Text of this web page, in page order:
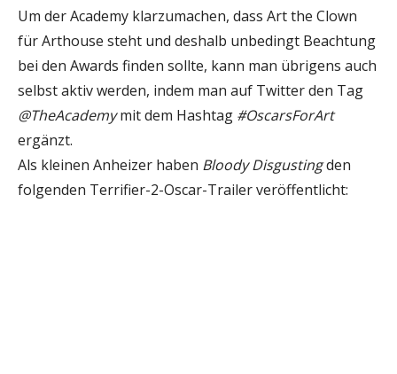
Um der Academy klarzumachen, dass Art the Clown
für Arthouse steht und deshalb unbedingt Beachtung
bei den Awards finden sollte, kann man übrigens auch
selbst aktiv werden, indem man auf Twitter den Tag
@TheAcademymit dem Hashtag #OscarsForArt
ergänzt.
Als kleinen Anheizer haben Bloody Disgustingden
folgenden Terrifier-2-Oscar-Trailer veröffentlicht: